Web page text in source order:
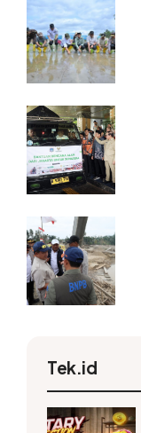
Tek.id